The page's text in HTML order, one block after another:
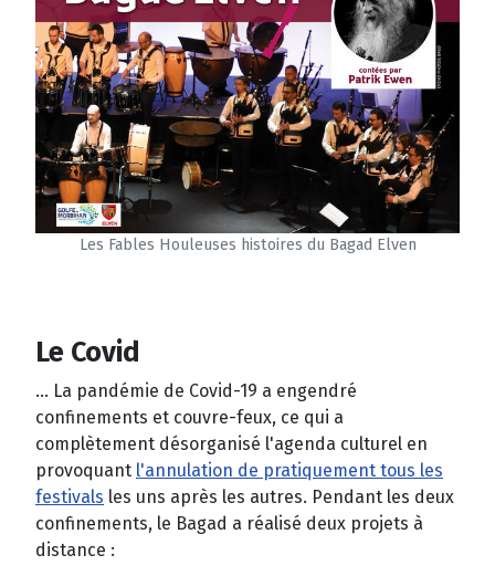
Les Fables Houleuses histoires du Bagad Elven
Le Covid
... La pandémie de Covid-19 a engendré
confinements et couvre-feux, ce qui a
complètement désorganisé l'agenda culturel en
provoquant l'annulation de pratiquement tous les
festivals les uns après les autres. Pendant les deux
confinements, le Bagad a réalisé deux projets à
distance :